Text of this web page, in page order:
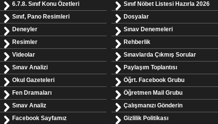
6.7.8. Sınıf Konu Özetleri
Sınıf, Pano Resimleri
Deneyler
Resimler
Videolar
Sınav Analizi
Okul Gazeteleri
Fen Dramaları
Sınav Analiz
Facebook Sayfamız
Sınıf Nöbet Listesi Hazırla 2026
Dosyalar
Sınav Denemeleri
Rehberlik
Sınavlarda Çıkmış Sorular
Paylaşım Toplantısı
Öğrt. Facebook Grubu
Öğretmen Mail Grubu
Çalışmanızı Gönderin
Gizlilik Politikası